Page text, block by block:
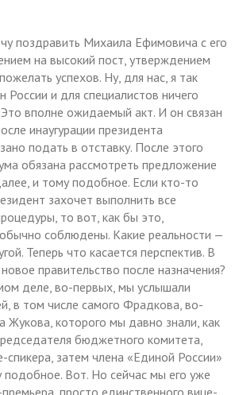
поздравить Михаила Ефимовича с его
на высокий пост, утверждением
успехов. Ну, для нас, я так
России и для специалистов ничего
вполне ожидаемый акт. И он связан
инаугурации президента
подать в отставку. После этого
обязана рассмотреть предложение
и тому подобное. Если кто-то
захочет выполнить все
то вот, как бы это,
соблюдены. Какие реальности —
Теперь что касается перспектив. В
правительство после назначения?
деле, во-первых, мы услышали
в том числе самого Фрадкова, во-
Жукова, которого мы давно знали, как
бюджетного комитета,
спикера, затем члена «Единой России»
подобное. Вот. Но сейчас мы его уже
просто единственного вице-